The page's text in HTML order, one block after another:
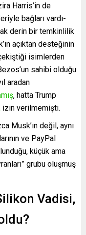
Harris’in de
bağları vardı-
derin bir temkinlilik
açıktan desteğinin
çekiştiği isimlerden
sahibi olduğu
aradan
, hatta Trump
izin verilmemişti.
Musk’ın değil, aynı
ve PayPal
küçük ama
grubu oluşmuş
Vadisi,